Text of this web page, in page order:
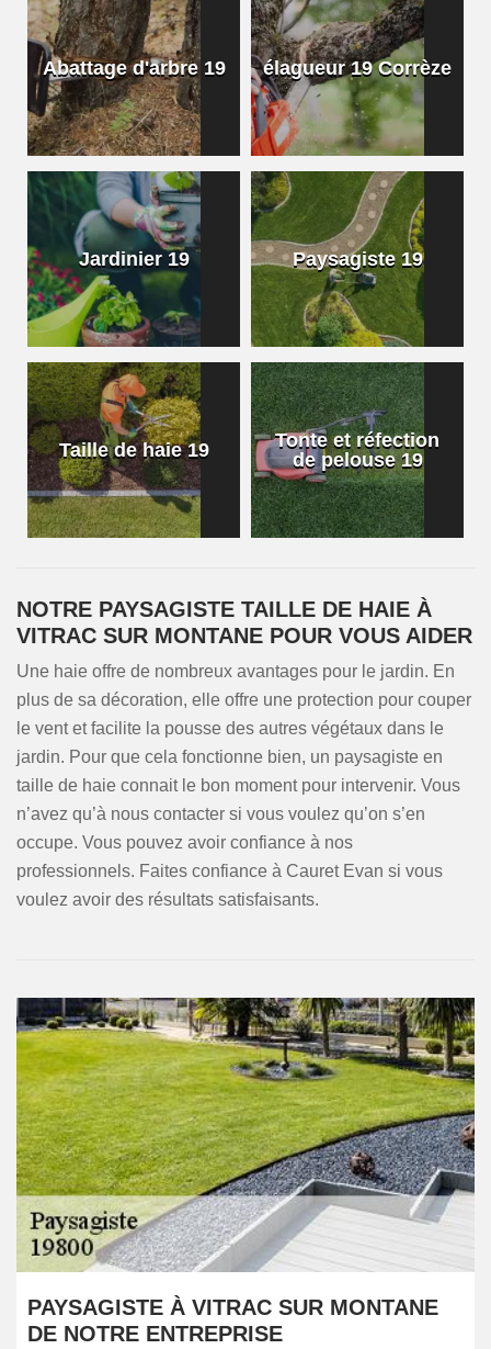
Abattage d'arbre 19 élagueur 19 Corrèze
Jardinier 19 Paysagiste 19
Taille de haie 19
Tonte et réfection
de pelouse 19
NOTRE PAYSAGISTE TAILLE DE HAIE À
VITRAC SUR MONTANE POUR VOUS AIDER
Une haie offre de nombreux avantages pour le jardin. En
plus de sa décoration, elle offre une protection pour couper
le vent et facilite la pousse des autres végétaux dans le
jardin. Pour que cela fonctionne bien, un paysagiste en
taille de haie connait le bon moment pour intervenir. Vous
n’avez qu’à nous contacter si vous voulez qu’on s’en
occupe. Vous pouvez avoir confiance à nos
professionnels. Faites confiance à Cauret Evan si vous
voulez avoir des résultats satisfaisants.
PAYSAGISTE À VITRAC SUR MONTANE
DE NOTRE ENTREPRISE